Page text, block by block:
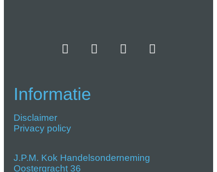
Informatie
Disclaimer
Privacy policy
J.P.M. Kok Handelsonderneming
Oostergracht 36